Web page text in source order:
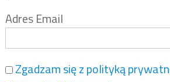
Adres Email
Zgadzam się z polityką